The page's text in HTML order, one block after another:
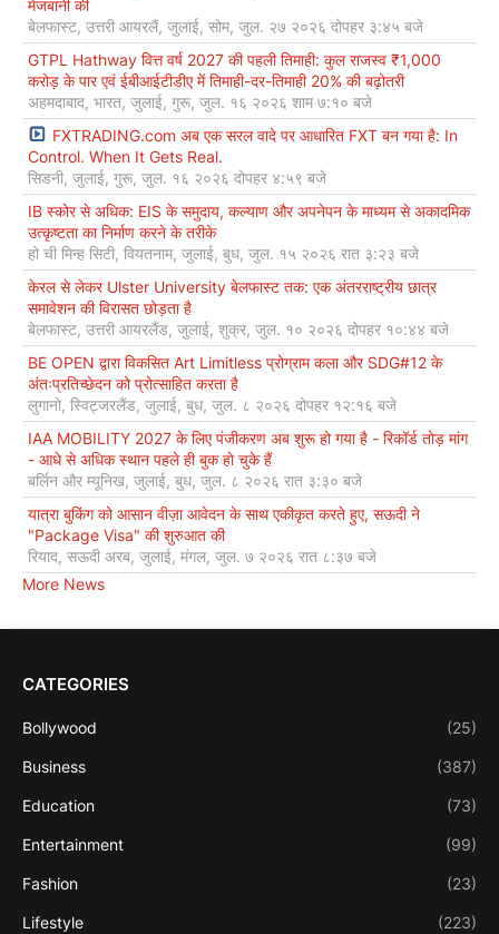
मेजबानी की
बेलफास्ट, उत्तरी आयरलैं, जुलाई, सोम, जुल. २७ २०२६ दोपहर ३:४५ बजे
GTPL Hathway वित्त वर्ष 2027 की पहली तिमाही: कुल राजस्व ₹1,000
करोड़ के पार एवं ईबीआईटीडीए में तिमाही-दर-तिमाही 20% की बढ़ोतरी
अहमदाबाद, भारत, जुलाई, गुरू, जुल. १६ २०२६ शाम ७:१० बजे
FXTRADING.com अब एक सरल वादे पर आधारित FXT बन गया है: In
Control. When It Gets Real.
सिडनी, जुलाई, गुरू, जुल. १६ २०२६ दोपहर ४:५९ बजे
IB स्कोर से अधिक: EIS के समुदाय, कल्याण और अपनेपन के माध्यम से अकादमिक
उत्कृष्टता का निर्माण करने के तरीके
हो ची मिन्ह सिटी, वियतनाम, जुलाई, बुध, जुल. १५ २०२६ रात ३:२३ बजे
केरल से लेकर Ulster University बेलफास्ट तक: एक अंतरराष्ट्रीय छात्र
समावेशन की विरासत छोड़ता है
बेलफास्ट, उत्तरी आयरलैंड, जुलाई, शुक्र, जुल. १० २०२६ दोपहर १०:४४ बजे
BE OPEN द्वारा विकसित Art Limitless प्रोग्राम कला और SDG#12 के
अंतःप्रतिच्छेदन को प्रोत्साहित करता है
लुगानो, स्विट्जरलैंड, जुलाई, बुध, जुल. ८ २०२६ दोपहर १२:१६ बजे
IAA MOBILITY 2027 के लिए पंजीकरण अब शुरू हो गया है - रिकॉर्ड तोड़ मांग
- आधे से अधिक स्थान पहले ही बुक हो चुके हैं
बर्लिन और म्यूनिख, जुलाई, बुध, जुल. ८ २०२६ रात ३:३० बजे
यात्रा बुकिंग को आसान वीज़ा आवेदन के साथ एकीकृत करते हुए, सऊदी ने
"Package Visa" की शुरुआत की
रियाद, सऊदी अरब, जुलाई, मंगल, जुल. ७ २०२६ रात ८:३७ बजे
More News
CATEGORIES
Bollywood (25)
Business (387)
Education (73)
Entertainment (99)
Fashion (23)
Lifestyle (223)